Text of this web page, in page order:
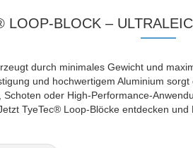
LOOP-BLOCK –
durch minimales Gewicht und
und hochwertigem Aluminium
Schoten oder High-Performance-
TyeTec® Loop-Blöcke entdecken